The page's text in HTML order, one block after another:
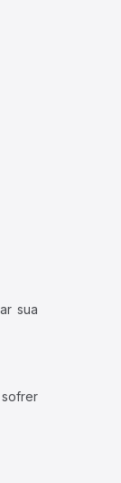
sua